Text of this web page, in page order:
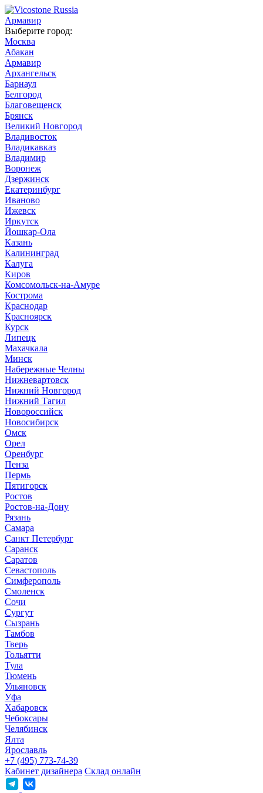
Армавир
Выберите город:
Москва
Абакан
Армавир
Архангельск
Барнаул
Белгород
Благовещенск
Брянск
Великий Новгород
Владивосток
Владикавказ
Владимир
Воронеж
Дзержинск
Екатеринбург
Иваново
Ижевск
Иркутск
Йошкар-Ола
Казань
Калининград
Калуга
Киров
Комсомольск-на-Амуре
Кострома
Краснодар
Красноярск
Курск
Липецк
Махачкала
Минск
Набережные Челны
Нижневартовск
Нижний Новгород
Нижний Тагил
Новороссийск
Новосибирск
Омск
Орел
Оренбург
Пенза
Пермь
Пятигорск
Ростов
Ростов-на-Дону
Рязань
Самара
Санкт Петербург
Саранск
Саратов
Севастополь
Симферополь
Смоленск
Сочи
Сургут
Сызрань
Тамбов
Тверь
Тольятти
Тула
Тюмень
Ульяновск
Уфа
Хабаровск
Чебоксары
Челябинск
Ялта
Ярославль
+7 (495) 773-74-39
Кабинет дизайнера Склад онлайн